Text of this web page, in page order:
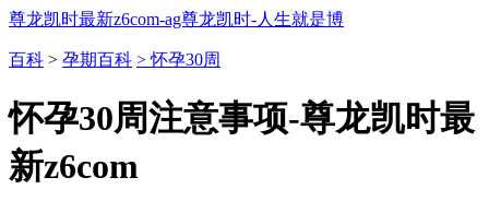
尊龙凯时最新z6com-ag尊龙凯时-人生就是博
百科 > 孕期百科 > 怀孕30周
怀孕30周注意事项-尊龙凯时最
新z6com